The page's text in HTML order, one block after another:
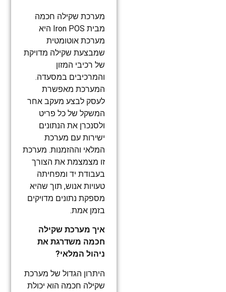
מערכת שקילה חכמה
מבית Iron POS היא
מערכת אוטומטית
שמבצעת שקילה מדויקת
של רכיבי המזון
והמרכיבים במסעדה.
המערכת מאפשרת
לעסק לבצע מעקב אחר
המשקל של כל פריט
ולסנכרן את הנתונים
ישירות עם מערכת
המלאי וההזמנות. מערכת
זו מצמצמת את הצורך
בעבודת יד ומפחיתה
טעויות אנוש, תוך שהיא
מספקת נתונים מדויקים
בזמן אמת.
איך מערכת שקילה
חכמה משדרגת את
ניהול המלאי?
היתרון הגדול של מערכת
שקילה חכמה הוא יכולת